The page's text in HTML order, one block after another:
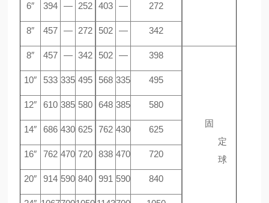
6″ 394 — 252 403 — 272
8″ 457 — 272 502 — 342
8″ 457 — 342 502 — 398
固
定
球
10″ 533 335 495 568 335 495
12″ 610 385 580 648 385 580
14″ 686 430 625 762 430 625
16″ 762 470 720 838 470 720
20″ 914 590 840 991 590 840